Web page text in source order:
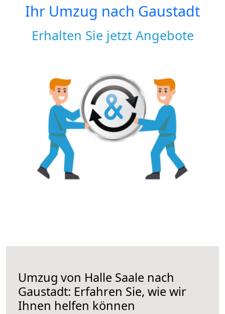
Ihr Umzug nach Gaustadt
Erhalten Sie jetzt Angebote
Umzug von Halle Saale nach
Gaustadt: Erfahren Sie, wie wir
Ihnen helfen können